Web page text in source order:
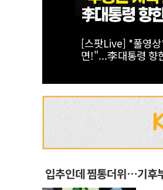
[실전! 해외주식] 퀄
라이즈에 월가 환호
입추인데 찜통더위…기후